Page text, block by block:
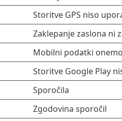
Storitve GPS niso
Zaklepanje zaslona ni
Mobilni podatki
Storitve Google Play
Sporočila
Zgodovina sporočil